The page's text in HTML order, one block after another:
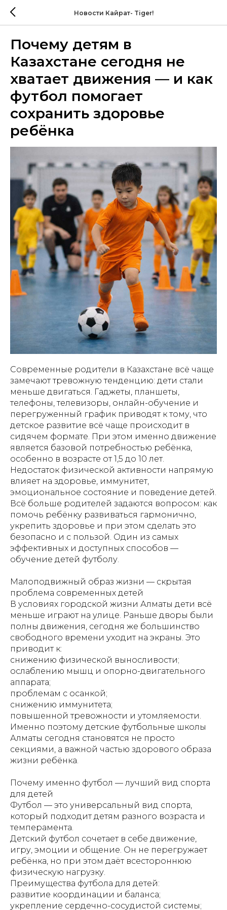
Новости Кайрат- Tiger!
Почему детям в
Казахстане сегодня не
хватает движения — и как
футбол помогает
сохранить здоровье
ребёнка
Современные родители в Казахстане всё чаще
замечают тревожную тенденцию: дети стали
меньше двигаться. Гаджеты, планшеты,
телефоны, телевизоры, онлайн-обучение и
перегруженный график приводят к тому, что
детское развитие всё чаще происходит в
сидячем формате. При этом именно движение
является базовой потребностью ребёнка,
особенно в возрасте от 1,5 до 10 лет.
Недостаток физической активности напрямую
влияет на здоровье, иммунитет,
эмоциональное состояние и поведение детей.
Всё больше родителей задаются вопросом: как
помочь ребёнку развиваться гармонично,
укрепить здоровье и при этом сделать это
безопасно и с пользой. Один из самых
эффективных и доступных способов —
обучение детей футболу.
Малоподвижный образ жизни — скрытая
проблема современных детей
В условиях городской жизни Алматы дети всё
меньше играют на улице. Раньше дворы были
полны движения, сегодня же большинство
свободного времени уходит на экраны. Это
приводит к:
снижению физической выносливости;
ослаблению мышц и опорно-двигательного
аппарата;
проблемам с осанкой;
снижению иммунитета;
повышенной тревожности и утомляемости.
Именно поэтому детские футбольные школы
Алматы сегодня становятся не просто
секциями, а важной частью здорового образа
жизни ребёнка.
Почему именно футбол — лучший вид спорта
для детей
Футбол — это универсальный вид спорта,
который подходит детям разного возраста и
темперамента.
Детский футбол сочетает в себе движение,
игру, эмоции и общение. Он не перегружает
ребёнка, но при этом даёт всестороннюю
физическую нагрузку.
Преимущества футбола для детей:
развитие координации и баланса;
укрепление сердечно-сосудистой системы;